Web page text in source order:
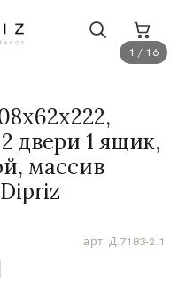
1 / 16
арт. Д.7183-2.1
двери 1 ящик,
массив